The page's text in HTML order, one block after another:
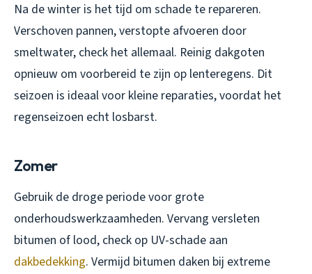
Na de winter is het tijd om schade te repareren.
Verschoven pannen, verstopte afvoeren door
smeltwater, check het allemaal. Reinig dakgoten
opnieuw om voorbereid te zijn op lenteregens. Dit
seizoen is ideaal voor kleine reparaties, voordat het
regenseizoen echt losbarst.
Zomer
Gebruik de droge periode voor grote
onderhoudswerkzaamheden. Vervang versleten
bitumen of lood, check op UV-schade aan
dakbedekking. Vermijd bitumen daken bij extreme